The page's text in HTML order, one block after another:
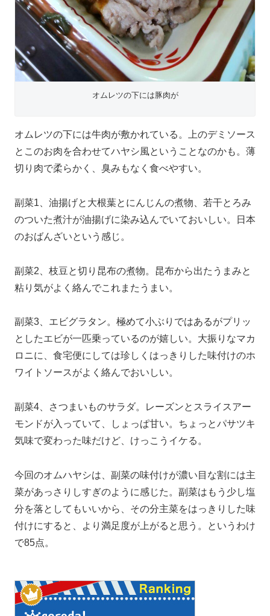
オムレツの下には豚肉が
オムレツの下には牛肉が敷かれている。上のデミソース
とこのお肉を合わせてハヤシ風ということなのかも。薄
切り肉で柔らかく、臭みもなく食べやすい。
副菜1、油揚げと大根葉とにんじんの煮物、若干とろみ
のついた煮汁が油揚げに染み込んでいておいしい。日本
のおばんざいという感じ。
副菜2、枝豆と切り昆布の煮物。昆布から出たうまみと
粘り気がよく絡んでこれまたうまい。
副菜3、エビグラタン。極めて小ぶりではあるがプリッ
としたエビが一匹乗っているのが嬉しい。大振りなマカ
ロニに、食宅便にしては珍しくはっきりした味付けのホ
ワイトソースがよく絡んでおいしい。
副菜4、さつまいものサラダ。レーズンとスライスアー
モンドが入っていて、しょっぱ甘い。ちょっとパサツキ
気味で変わった味だけど、けっこうイケる。
今回のオムハヤシは、副菜の味付けが濃い目な割には主
菜があっさりしすぎのように感じた。副菜はもう少し塩
分を落としてもいいから、その分主菜をはっきりした味
付けにすると、より満足度が上がると思う。というわけ
で85点。